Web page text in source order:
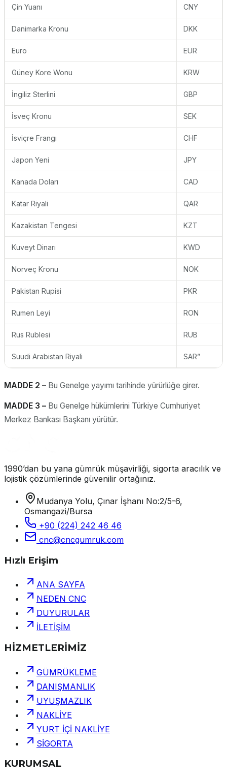
Çin Yuanı CNY
Danimarka Kronu DKK
Euro EUR
Güney Kore Wonu KRW
İngiliz Sterlini GBP
İsveç Kronu SEK
İsviçre Frangı CHF
Japon Yeni JPY
Kanada Doları CAD
Katar Riyali QAR
Kazakistan Tengesi KZT
Kuveyt Dinarı KWD
Norveç Kronu NOK
Pakistan Rupisi PKR
Rumen Leyi RON
Rus Rublesi RUB
Suudi Arabistan Riyali SAR”
MADDE 2 – Bu Genelge yayımı tarihinde yürürlüğe girer.
MADDE 3 – Bu Genelge hükümlerini Türkiye Cumhuriyet
Merkez Bankası Başkanı yürütür.
1990’dan bu yana gümrük müşavirliği, sigorta aracılık ve
lojistik çözümlerinde güvenilir ortağınız.
Mudanya Yolu, Çınar İşhanı No:2/5-6,
Osmangazi/Bursa
+90 (224) 242 46 46
cnc@cncgumruk.com
Hızlı Erişim
ANA SAYFA
NEDEN CNC
DUYURULAR
İLETİŞİM
HİZMETLERİMİZ
GÜMRÜKLEME
DANIŞMANLIK
UYUŞMAZLIK
NAKLİYE
YURT İÇİ NAKLİYE
SİGORTA
KURUMSAL